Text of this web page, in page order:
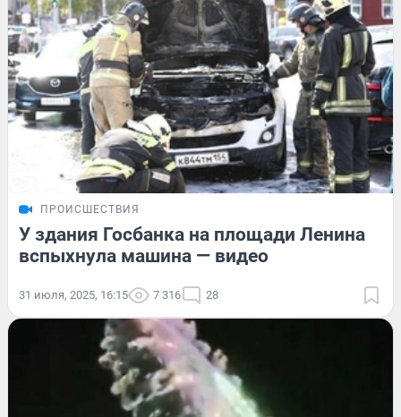
ПРОИСШЕСТВИЯ
У здания Госбанка на площади Ленина
вспыхнула машина — видео
31 июля, 2025, 16:15 7 316 28